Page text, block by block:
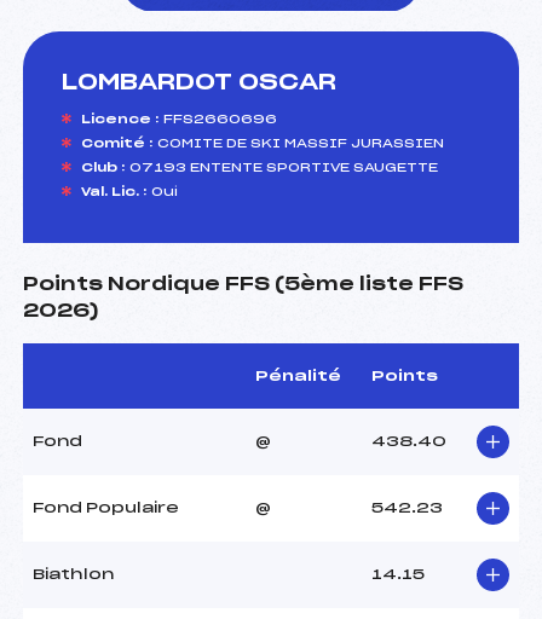
LOMBARDOT OSCAR
Licence : FFS2660696
Comité : COMITE DE SKI MASSIF JURASSIEN
Club : 07193 ENTENTE SPORTIVE SAUGETTE
Val. Lic. : Oui
Points Nordique FFS (5ème liste FFS
2026)
Pénalité Points
Fond @ 438.40
Fond Populaire @ 542.23
Biathlon 14.15